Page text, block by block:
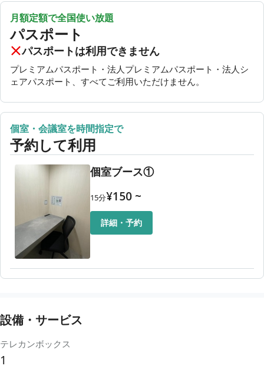
月額定額で全国使い放題
パスポート
パスポートは利用できません
プレミアムパスポート・法人プレミアムパスポート・法人シ
ェアパスポート、すべてご利用いただけません。
個室・会議室を時間指定で
予約して利用
個室ブース①
15分¥150 ~
詳細・予約
設備・サービス
テレカンボックス
1